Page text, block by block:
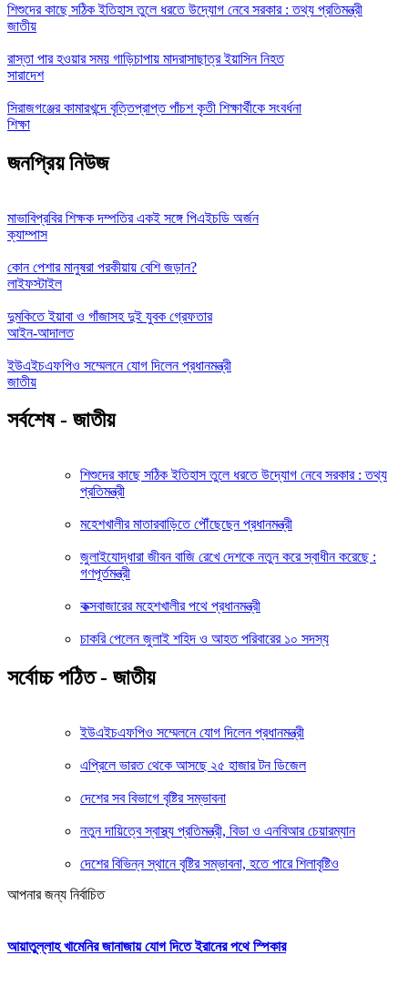
শিশুদের কাছে সঠিক ইতিহাস তুলে ধরতে উদ্যোগ নেবে সরকার : তথ্য প্রতিমন্ত্রী
জাতীয়
রাস্তা পার হওয়ার সময় গাড়িচাপায় মাদরাসাছাত্র ইয়াসিন নিহত
সারাদেশ
সিরাজগঞ্জের কামারখন্দে বৃত্তিপ্রাপ্ত পাঁচশ কৃতী শিক্ষার্থীকে সংবর্ধনা
শিক্ষা
জনপ্রিয় নিউজ
মাভাবিপ্রবির শিক্ষক দম্পতির একই সঙ্গে পিএইচডি অর্জন
ক্যাম্পাস
কোন পেশার মানুষরা পরকীয়ায় বেশি জড়ান?
লাইফস্টাইল
দুমকিতে ইয়াবা ও গাঁজাসহ দুই যুবক গ্রেফতার
আইন-আদালত
ইউএইচএফপিও সম্মেলনে যোগ দিলেন প্রধানমন্ত্রী
জাতীয়
সর্বশেষ - জাতীয়
শিশুদের কাছে সঠিক ইতিহাস তুলে ধরতে উদ্যোগ নেবে সরকার : তথ্য
প্রতিমন্ত্রী
মহেশখালীর মাতারবাড়িতে পৌঁছেছেন প্রধানমন্ত্রী
জুলাইযোদ্ধারা জীবন বাজি রেখে দেশকে নতুন করে স্বাধীন করেছে :
গণপূর্তমন্ত্রী
কক্সবাজারের মহেশখালীর পথে প্রধানমন্ত্রী
চাকরি পেলেন জুলাই শহিদ ও আহত পরিবারের ১০ সদস্য
সর্বোচ্চ পঠিত - জাতীয়
ইউএইচএফপিও সম্মেলনে যোগ দিলেন প্রধানমন্ত্রী
এপ্রিলে ভারত থেকে আসছে ২৫ হাজার টন ডিজেল
দেশের সব বিভাগে বৃষ্টির সম্ভাবনা
নতুন দায়িত্বে স্বাস্থ্য প্রতিমন্ত্রী, বিডা ও এনবিআর চেয়ারম্যান
দেশের বিভিন্ন স্থানে বৃষ্টির সম্ভাবনা, হতে পারে শিলাবৃষ্টিও
আপনার জন্য নির্বাচিত
আয়াতুল্লাহ খামেনির জানাজায় যোগ দিতে ইরানের পথে স্পিকার